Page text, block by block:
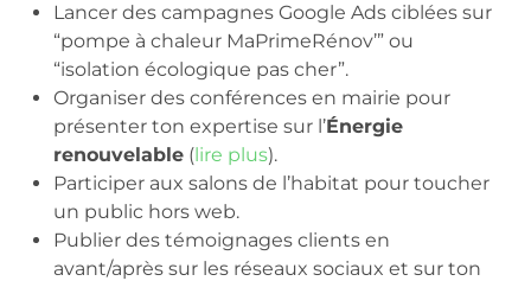
Lancer des campagnes Google Ads ciblées sur
“pompe à chaleur MaPrimeRénov’” ou
“isolation écologique pas cher”.
Organiser des conférences en mairie pour
présenter ton expertise sur l’Énergie
renouvelable (lire plus).
Participer aux salons de l’habitat pour toucher
un public hors web.
Publier des témoignages clients en
avant/après sur les réseaux sociaux et sur ton